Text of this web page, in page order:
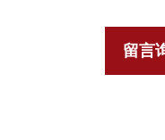
留言